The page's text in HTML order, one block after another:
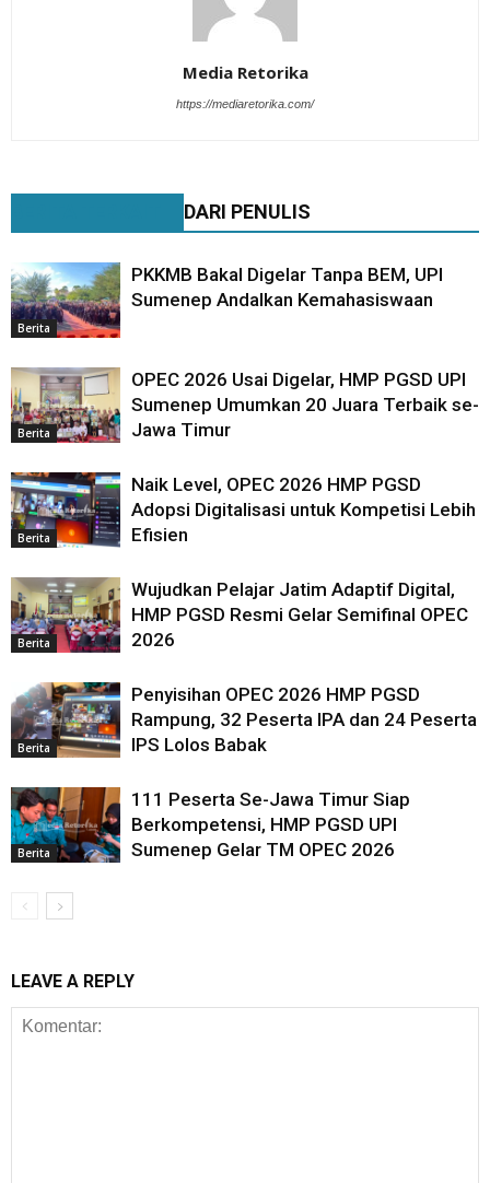
Media Retorika
https://mediaretorika.com/
DARI PENULIS
Berita
PKKMB Bakal Digelar Tanpa BEM, UPI
Sumenep Andalkan Kemahasiswaan
Berita
OPEC 2026 Usai Digelar, HMP PGSD UPI
Sumenep Umumkan 20 Juara Terbaik se-
Jawa Timur
Berita
Naik Level, OPEC 2026 HMP PGSD
Adopsi Digitalisasi untuk Kompetisi Lebih
Efisien
Berita
Wujudkan Pelajar Jatim Adaptif Digital,
HMP PGSD Resmi Gelar Semifinal OPEC
2026
Berita
Penyisihan OPEC 2026 HMP PGSD
Rampung, 32 Peserta IPA dan 24 Peserta
IPS Lolos Babak
Berita
111 Peserta Se-Jawa Timur Siap
Berkompetensi, HMP PGSD UPI
Sumenep Gelar TM OPEC 2026
LEAVE A REPLY